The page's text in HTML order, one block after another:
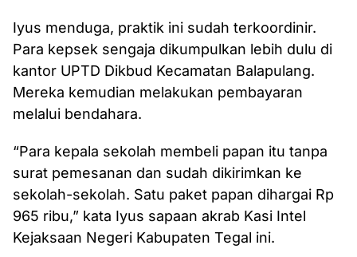
Iyus menduga, praktik ini sudah terkoordinir.
Para kepsek sengaja dikumpulkan lebih dulu di
kantor UPTD Dikbud Kecamatan Balapulang.
Mereka kemudian melakukan pembayaran
melalui bendahara.
“Para kepala sekolah membeli papan itu tanpa
surat pemesanan dan sudah dikirimkan ke
sekolah-sekolah. Satu paket papan dihargai Rp
965 ribu,” kata Iyus sapaan akrab Kasi Intel
Kejaksaan Negeri Kabupaten Tegal ini.